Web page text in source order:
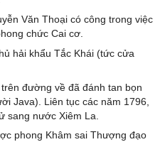
Văn Thoại có công trong việc
chức Cai cơ.
hải khẩu Tắc Khái (tức cửa
đường về đã đánh tan bọn
Java). Liên tục các năm 1796,
sang nước Xiêm La.
phong Khâm sai Thượng đạo